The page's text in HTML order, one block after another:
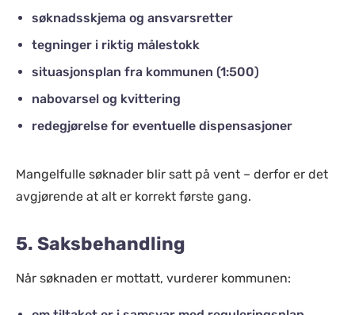
søknadsskjema og ansvarsretter
tegninger i riktig målestokk
situasjonsplan fra kommunen (1:500)
nabovarsel og kvittering
redegjørelse for eventuelle dispensasjoner
Mangelfulle søknader blir satt på vent – derfor er det
avgjørende at alt er korrekt første gang.
5. Saksbehandling
Når søknaden er mottatt, vurderer kommunen: